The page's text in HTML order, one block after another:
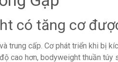
có tăng cơ
trung cấp. Cơ phát triển khi bị
cao hơn, bodyweight thuần